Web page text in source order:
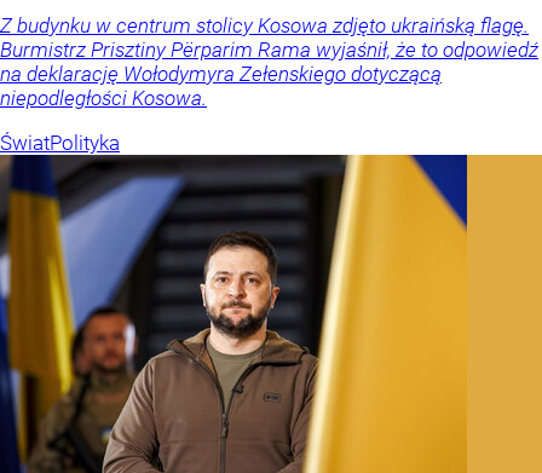
Z budynku w centrum stolicy Kosowa zdjęto ukraińską flagę.
Burmistrz Prisztiny Përparim Rama wyjaśnił, że to odpowiedź
na deklarację Wołodymyra Zełenskiego dotyczącą
niepodległości Kosowa.
ŚwiatPolityka